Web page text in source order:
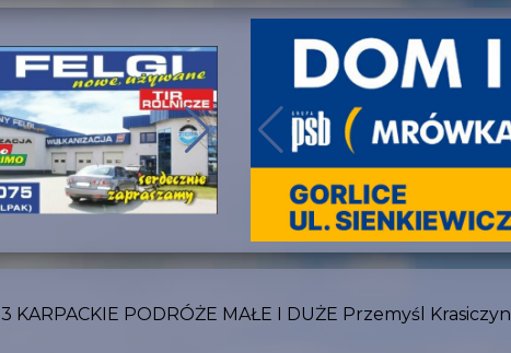
3 KARPACKIE PODRÓŻE MAŁE I DUŻE Przemyśl Krasiczyn